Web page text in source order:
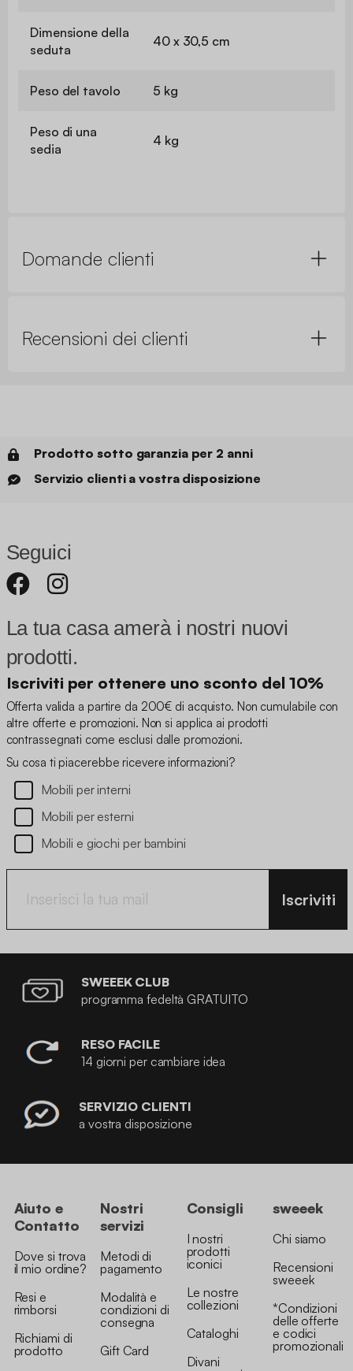
Dimensione della
seduta
40 x 30,5 cm
Peso del tavolo 5 kg
Peso di una
sedia
4 kg
Domande clienti
Recensioni dei clienti
Prodotto sotto garanzia per 2 anni
Servizio clienti a vostra disposizione
Seguici
La tua casa amerà i nostri nuovi
prodotti.
Iscriviti per ottenere uno sconto del 10%
Offerta valida a partire da 200€ di acquisto. Non cumulabile con
altre offerte e promozioni. Non si applica ai prodotti
contrassegnati come esclusi dalle promozioni.
Su cosa ti piacerebbe ricevere informazioni?
Mobili per interni
Mobili per esterni
Mobili e giochi per bambini
Iscriviti
SWEEEK CLUB
programma fedeltà GRATUITO
RESO FACILE
14 giorni per cambiare idea
SERVIZIO CLIENTI
a vostra disposizione
Aiuto e
Contatto
Dove si trova
il mio ordine?
Resi e
rimborsi
Richiami di
prodotto
Nostri
servizi
Metodi di
pagamento
Modalità e
condizioni di
consegna
Gift Card
Consigli
I nostri
prodotti
iconici
Le nostre
collezioni
Cataloghi
Divani
sweeek
Chi siamo
Recensioni
sweeek
*Condizioni
delle offerte
e codici
promozionali